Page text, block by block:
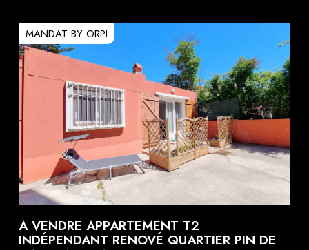
MANDAT BY ORPI
A VENDRE APPARTEMENT T2
INDÉPENDANT RENOVÉ QUARTIER PIN DE